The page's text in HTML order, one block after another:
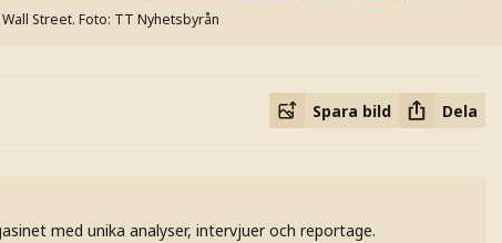
Street. Foto: TT Nyhetsbyrån
Spara bild Dela
med unika analyser, intervjuer och reportage.